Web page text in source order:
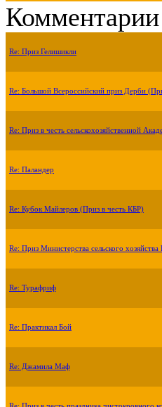
Комментарии
Re: Приз Гелишикли
Re: Большой Всероссийский приз Дерби
Re: Приз в честь сельскохозяйственной
Re: Паландер
Re: Кубок Майлеров (Приз в честь КБР)
Re: Приз Министерства сельского
Re: Турафриф
Re: Практикал Бой
Re: Джамила Маф